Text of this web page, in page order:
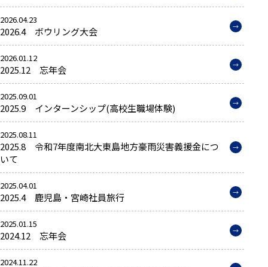
2026.04.23
2026.4 ボウリング大会
2026.01.12
2025.12 忘年会
2025.09.01
2025.9 インターンシップ(高校生職場体験)
2025.08.11
2025.8 令和7年度南北大東島地方豪雨災害義援金につ
いて
2025.04.01
2025.4 鹿児島・宮崎社員旅行
2025.01.15
2024.12 忘年会
2024.11.22